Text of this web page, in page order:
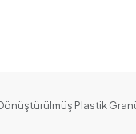
Plastik